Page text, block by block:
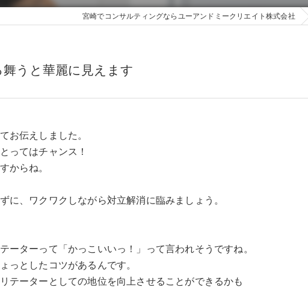
宮崎でコンサルティングならユーアンドミークリエイト株式会社
うと華麗に見えます
お伝えしました。
ってはチャンス！
からね。
に、ワクワクしながら対立解消に臨みましょう。
ーターって「かっこいいっ！」って言われそうですね。
っとしたコツがあるんです。
テーターとしての地位を向上させることができるかも